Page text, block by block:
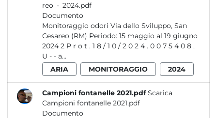
reo_-_2024.pdf
Documento
Monitoraggio odori Via dello Sviluppo, San
Cesareo (RM) Periodo: 15 maggio al 19 giugno
2024 2 P r o t . 1 8 / 1 0 / 2 0 2 4 . 0 0 7 5 4 0 8 .
U - - a...
ARIA
MONITORAGGIO 2024
Campioni fontanelle 2021.pdf Scarica
Campioni fontanelle 2021.pdf
Documento